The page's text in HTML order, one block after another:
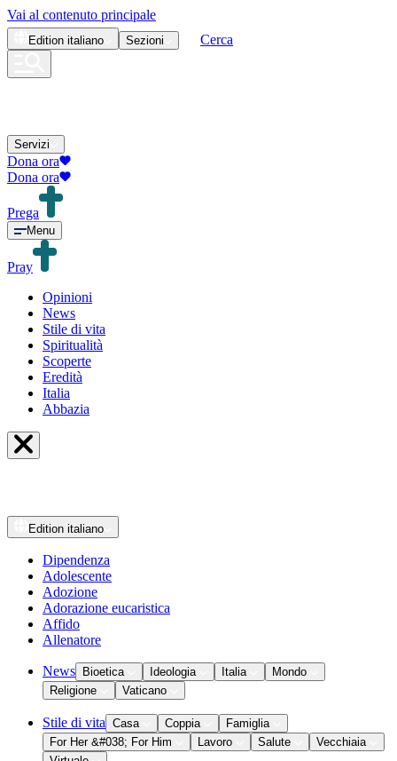
Vai al contenuto principale
Edition italiano Sezioni Cerca
Servizi
Dona ora
Dona ora
Prega
Menu
Pray
Opinioni
News
Stile di vita
Spiritualità
Scoperte
Eredità
Italia
Abbazia
Edition italiano
Dipendenza
Adolescente
Adozione
Adorazione eucaristica
Affido
Allenatore
News Bioetica Ideologia Italia
Mondo
Religione
Vaticano
Stile di vita Casa Coppia
Famiglia
For Her &#038; For Him
Lavoro Salute
Vecchiaia